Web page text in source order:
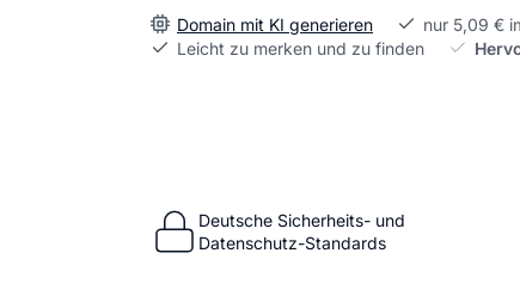
Domain mit KI generieren
nur 5,09 €
Leicht zu merken und zu finden
Deutsche Sicherheits- und
Datenschutz-Standards